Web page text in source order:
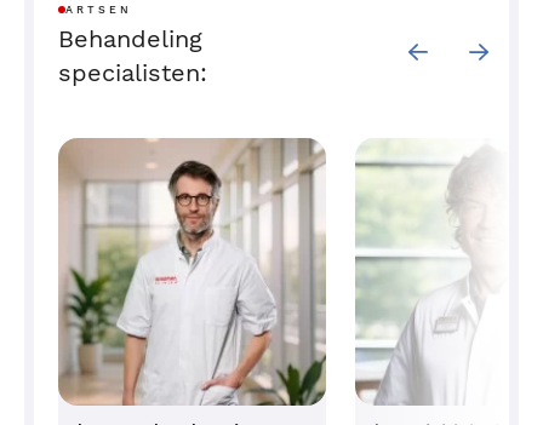
ARTSEN
Behandeling
specialisten: